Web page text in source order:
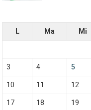
L
Ma Mi
3 4 5
10 11 12
17 18 19